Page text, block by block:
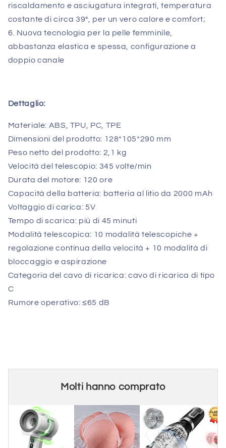
riscaldamento e asciugatura integrati, temperatura
costante di circa 39°, per un vero calore e comfort;
6. Nuova tecnologia per la pelle femminile,
abbastanza elastica e spessa, configurazione a
doppio canale
Dettaglio:
Materiale: ABS, TPU, PC, TPE
Dimensioni del prodotto: 128*105*290 mm
Peso netto del prodotto: 2,1 kg
Velocità del telescopio: 345 volte/min
Durata del motore: 120 ore
Capacità della batteria: batteria al litio da 2000 mAh
Voltaggio di carica: 5V
Tempo di scarica: più di 45 minuti
Modalità telescopica: 10 modalità telescopiche +
regolazione continua della velocità + 10 modalità di
bloccaggio e aspirazione
Categoria del cavo di ricarica: cavo di ricarica di tipo
C
Rumore operativo: ≤65 dB
Molti hanno comprato